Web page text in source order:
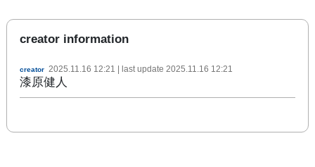
creator information
creator 2025.11.16 12:21 | last update 2025.11.16 12:21
漆原健人